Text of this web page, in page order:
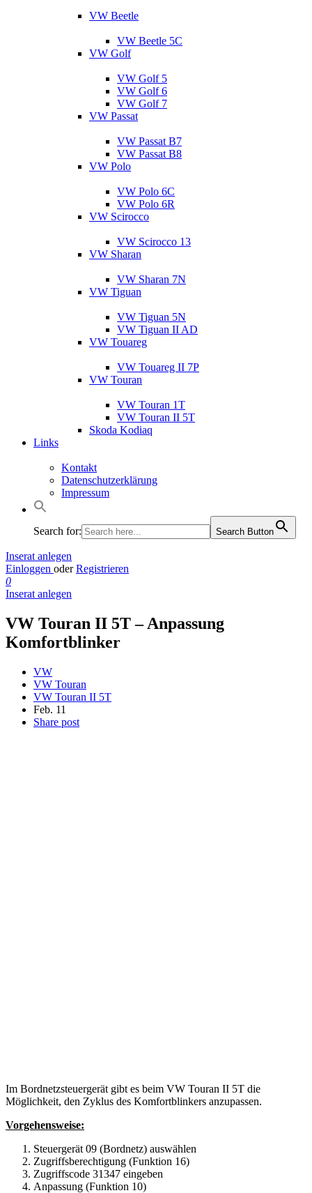
VW Beetle
VW Beetle 5C
VW Golf
VW Golf 5
VW Golf 6
VW Golf 7
VW Passat
VW Passat B7
VW Passat B8
VW Polo
VW Polo 6C
VW Polo 6R
VW Scirocco
VW Scirocco 13
VW Sharan
VW Sharan 7N
VW Tiguan
VW Tiguan 5N
VW Tiguan II AD
VW Touareg
VW Touareg II 7P
VW Touran
VW Touran 1T
VW Touran II 5T
Skoda Kodiaq
Links
Kontakt
Datenschutzerklärung
Impressum
Search for: Search Button
Inserat anlegen
Einloggen oder Registrieren
0
Inserat anlegen
VW Touran II 5T – Anpassung
Komfortblinker
VW
VW Touran
VW Touran II 5T
Feb. 11
Share post
Im Bordnetzsteuergerät gibt es beim VW Touran II 5T die
Möglichkeit, den Zyklus des Komfortblinkers anzupassen.
Vorgehensweise:
Steuergerät 09 (Bordnetz) auswählen
Zugriffsberechtigung (Funktion 16)
Zugriffscode 31347 eingeben
Anpassung (Funktion 10)